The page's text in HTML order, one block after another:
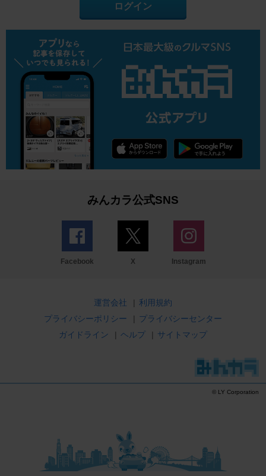
ログイン
みんカラ公式SNS
Facebook X Instagram
運営会社 | 利用規約
プライバシーポリシー
| プライバシーセンター
ガイドライン
| ヘルプ | サイトマップ
© LY Corporation